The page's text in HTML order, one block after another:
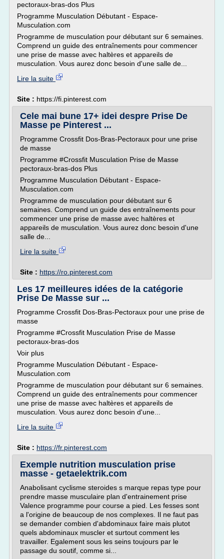
pectoraux-bras-dos Plus
Programme Musculation Débutant - Espace-
Musculation.com
Programme de musculation pour débutant sur 6 semaines.
Comprend un guide des entraînements pour commencer
une prise de masse avec haltères et appareils de
musculation. Vous aurez donc besoin d'une salle de...
Lire la suite
Site : https://fi.pinterest.com
Cele mai bune 17+ idei despre Prise De
Masse pe Pinterest ...
Programme Crossfit Dos-Bras-Pectoraux pour une prise
de masse
Programme #Crossfit Musculation Prise de Masse
pectoraux-bras-dos Plus
Programme Musculation Débutant - Espace-
Musculation.com
Programme de musculation pour débutant sur 6
semaines. Comprend un guide des entraînements pour
commencer une prise de masse avec haltères et
appareils de musculation. Vous aurez donc besoin d'une
salle de...
Lire la suite
Site : https://ro.pinterest.com
Les 17 meilleures idées de la catégorie
Prise De Masse sur ...
Programme Crossfit Dos-Bras-Pectoraux pour une prise de
masse
Programme #Crossfit Musculation Prise de Masse
pectoraux-bras-dos
Voir plus
Programme Musculation Débutant - Espace-
Musculation.com
Programme de musculation pour débutant sur 6 semaines.
Comprend un guide des entraînements pour commencer
une prise de masse avec haltères et appareils de
musculation. Vous aurez donc besoin d'une...
Lire la suite
Site : https://fr.pinterest.com
Exemple nutrition musculation prise
masse - getaelektrik.com
Anabolisant cyclisme steroides s marque repas type pour
prendre masse musculaire plan d'entrainement prise
Valence programme pour course a pied. Les fesses sont
a l'origine de beaucoup de nos complexes. Il ne faut pas
se demander combien d'abdominaux faire mais plutot
quels abdominaux muscler et surtout comment les
travailler. Egalement sous les seins toujours par le
passage du soutif, comme si...